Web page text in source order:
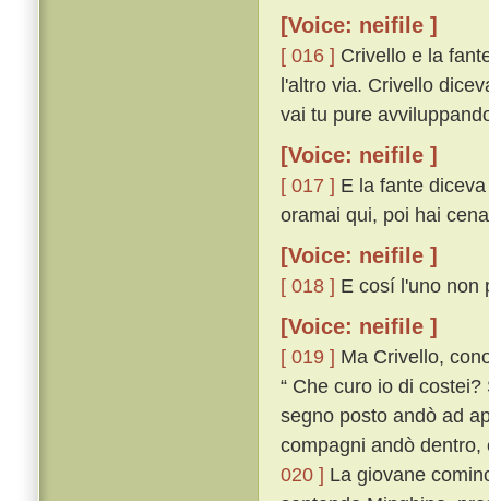
[Voice: neifile ]
[ 016 ] Crivello e la
l'altro via. Crivello
vai tu pure
[Voice: neifile ]
[ 017 ] E la fante
oramai qui, poi hai
[Voice: neifile ]
[ 018 ] E cosí l'uno non
[Voice: neifile ]
[ 019 ] Ma Crivello,
“ Che curo io di
segno posto andò ad
compagni andò
020 ] La giovane